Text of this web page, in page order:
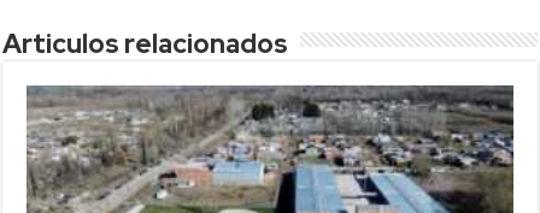
Articulos relacionados